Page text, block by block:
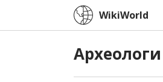
WikiWorld